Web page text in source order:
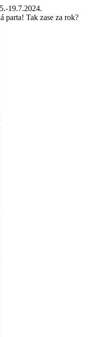
19.7.2024.
parta! Tak zase za rok?